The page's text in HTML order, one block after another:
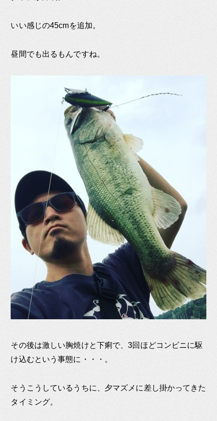
いい感じの45cmを追加。
昼間でも出るもんですね。
その後は激しい胸焼けと下痢で、3回ほどコンビニに駆
け込むという事態に・・・。
そうこうしているうちに、夕マズメに差し掛かってきた
タイミング。